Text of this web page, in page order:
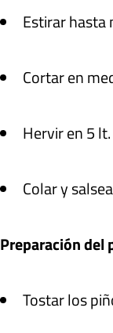
Estirar hasta
Cortar en
Hervir en 5
Colar y
Preparación del
Tostar los